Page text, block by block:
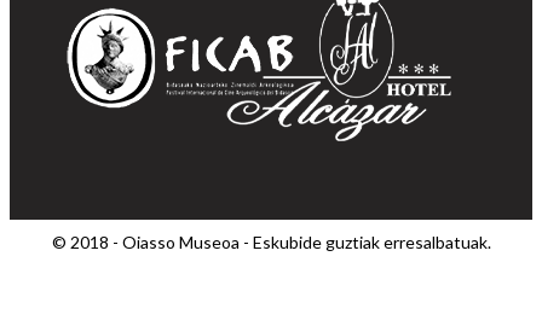
© 2018 - Oiasso Museoa - Eskubide guztiak erresalbatuak.